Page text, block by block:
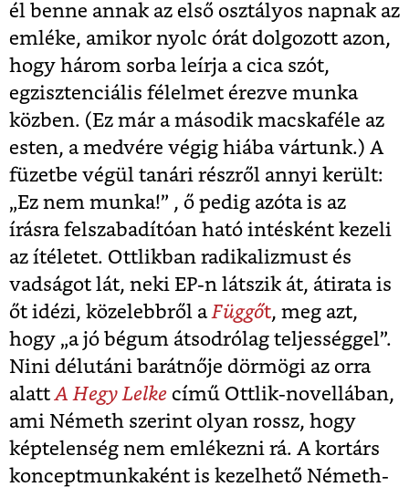
él benne annak az első osztályos napnak az
emléke, amikor nyolc órát dolgozott azon,
hogy három sorba leírja a cica szót,
egzisztenciális félelmet érezve munka
közben. (Ez már a második macskaféle az
esten, a medvére végig hiába vártunk.) A
füzetbe végül tanári részről annyi került:
„Ez nem munka!” , ő pedig azóta is az
írásra felszabadítóan ható intésként kezeli
az ítéletet. Ottlikban radikalizmust és
vadságot lát, neki EP-n látszik át, átirata is
őt idézi, közelebbről aFüggőt, meg azt,
hogy „a jó bégum átsodrólag teljességgel”.
Nini délutáni barátnője dörmögi az orra
alatt A Hegy Lelke című Ottlik-novellában,
ami Németh szerint olyan rossz, hogy
képtelenség nem emlékezni rá. A kortárs
konceptmunkaként is kezelhető Németh-